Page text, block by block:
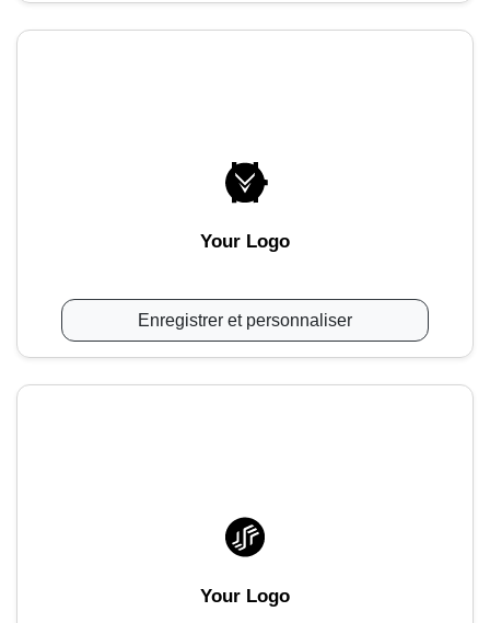
Your Logo
Enregistrer et personnaliser
Your Logo